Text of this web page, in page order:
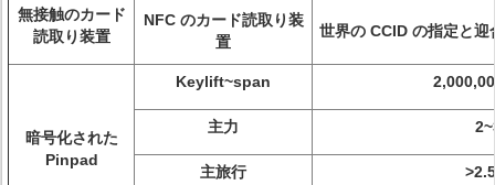
無接触のカード
読取り装置
NFC のカード読取り装
置
世界の CCID の指定と
暗号化された
Pinpad
Keylift~span
主力
主旅行